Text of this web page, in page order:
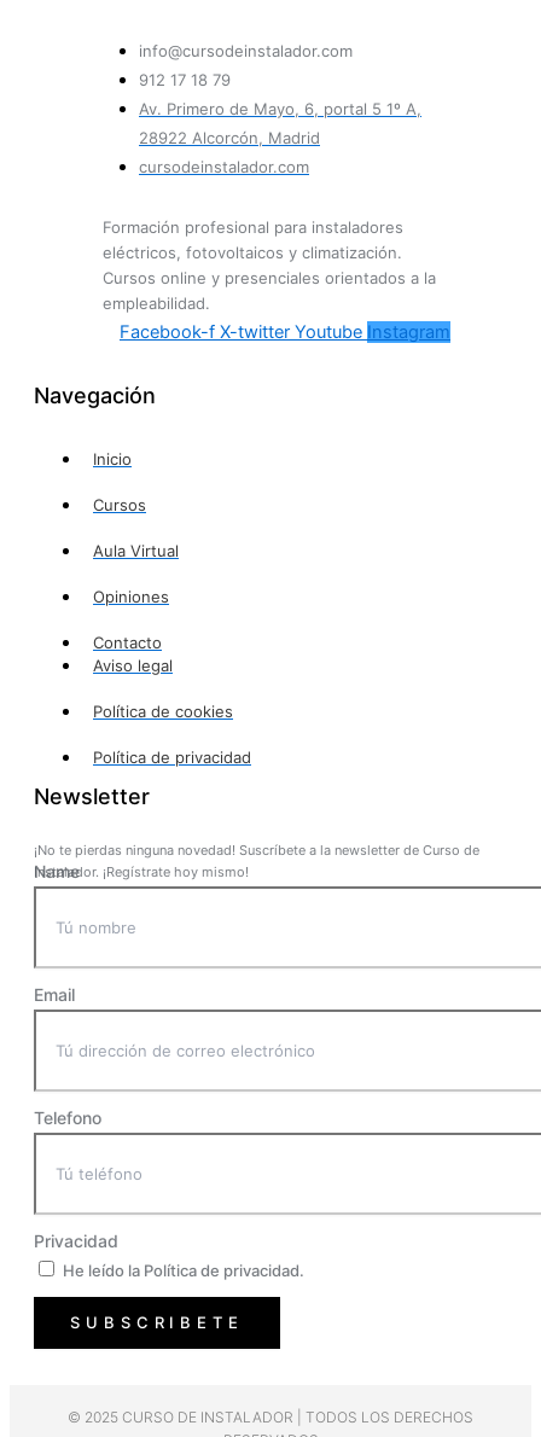
info@cursodeinstalador.com
912 17 18 79
Av. Primero de Mayo, 6, portal 5 1º A,
28922 Alcorcón, Madrid
cursodeinstalador.com
Formación profesional para instaladores
eléctricos, fotovoltaicos y climatización.
Cursos online y presenciales orientados a la
empleabilidad.
Facebook-f X-twitter Youtube Instagram
Navegación
Inicio
Cursos
Aula Virtual
Opiniones
Contacto
Aviso legal
Política de cookies
Política de privacidad
Newsletter
¡No te pierdas ninguna novedad! Suscríbete a la newsletter de Curso de
Instalador. ¡Regístrate hoy mismo!
Name
Email
Telefono
Privacidad
He leído la Política de privacidad.
SUBSCRIBETE
© 2025 CURSO DE INSTALADOR | TODOS LOS DERECHOS